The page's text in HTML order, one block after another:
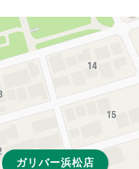
ガリバー浜松店